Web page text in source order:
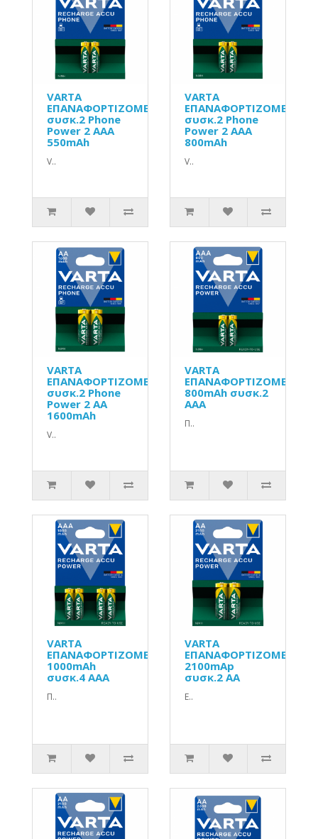
VARTA
ΕΠΑΝΑΦΟΡΤΙΖΟΜΕΝΗ
συσκ.2 Phone
Power 2 AAA
550mAh
V..
VARTA
ΕΠΑΝΑΦΟΡΤΙΖΟΜΕΝΗ
συσκ.2 Phone
Power 2 AAA
800mAh
V..
VARTA
ΕΠΑΝΑΦΟΡΤΙΖΟΜΕΝΗ
συσκ.2 Phone
Power 2 AA
1600mAh
V..
VARTA
ΕΠΑΝΑΦΟΡΤΙΖΟΜΕΝΗ
800mAh συσκ.2
AAA
Π..
VARTA
ΕΠΑΝΑΦΟΡΤΙΖΟΜΕΝΗ
1000mAh
συσκ.4 AAA
Π..
VARTA
ΕΠΑΝΑΦΟΡΤΙΖΟΜΕΝΗ
2100mAp
συσκ.2 AA
Ε..